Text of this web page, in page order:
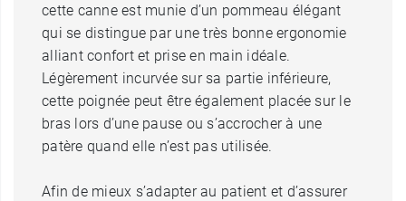
cette canne est munie d’un pommeau élégant
qui se distingue par une très bonne ergonomie
alliant confort et prise en main idéale.
Légèrement incurvée sur sa partie inférieure,
cette poignée peut être également placée sur le
bras lors d’une pause ou s’accrocher à une
patère quand elle n’est pas utilisée.
Afin de mieux s’adapter au patient et d’assurer